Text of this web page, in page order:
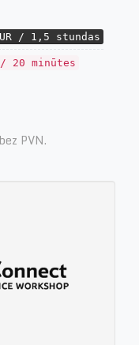
/ 1,5 stundas
/ 20 minūtes
PVN.